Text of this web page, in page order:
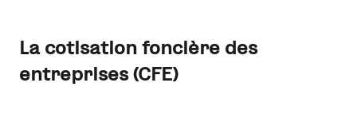
La cotisation foncière des
entreprises (CFE)